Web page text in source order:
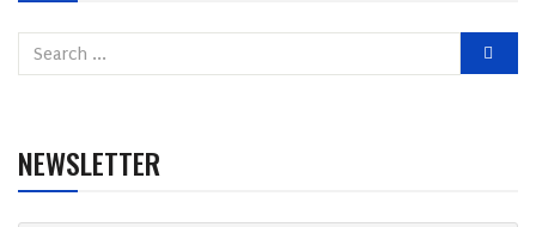
NEWSLETTER